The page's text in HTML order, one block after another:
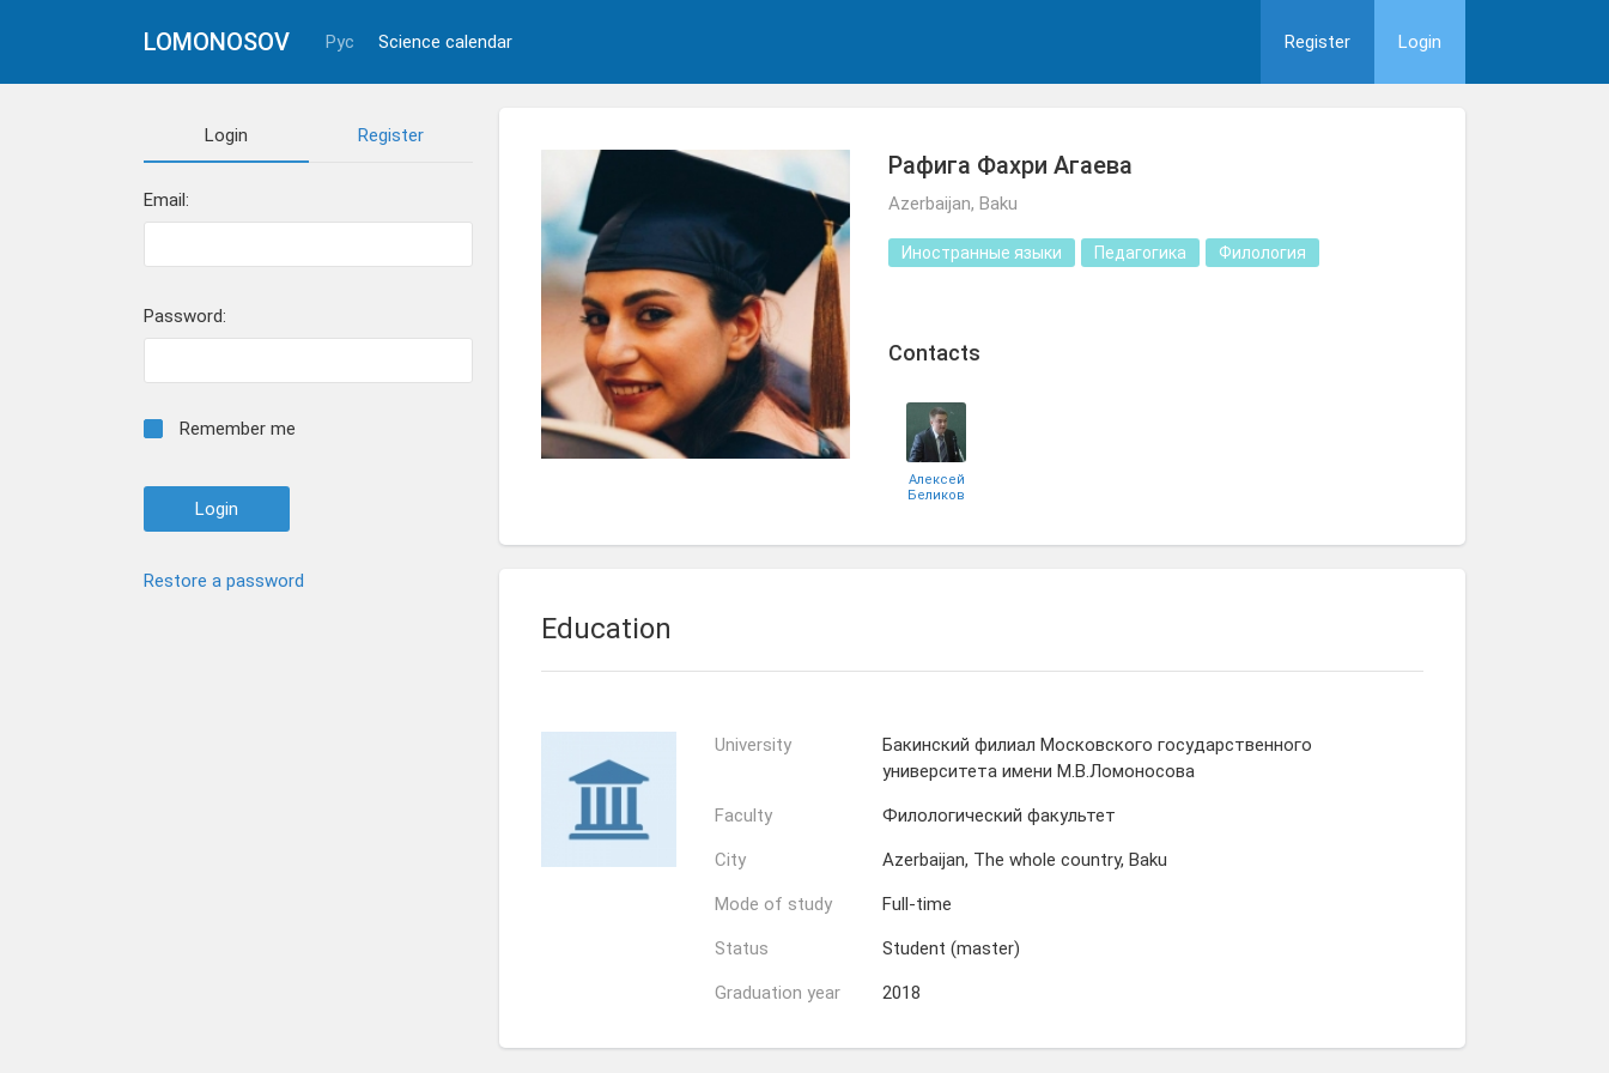
LOMONOSOV Рус Science calendar Register Login
Login Register
Email:
Password:
Remember me
Restore a password
Рафига Фахри Агаева
Azerbaijan, Baku
Иностранные языки Педагогика Филология
Сontacts
Алексей
Беликов
Education
University
Бакинский филиал Московского государственного
университета имени М.В.Ломоносова
Faculty Филологический факультет
City Azerbaijan, The whole country, Baku
Mode of study Full-time
Status Student (master)
Graduation year 2018